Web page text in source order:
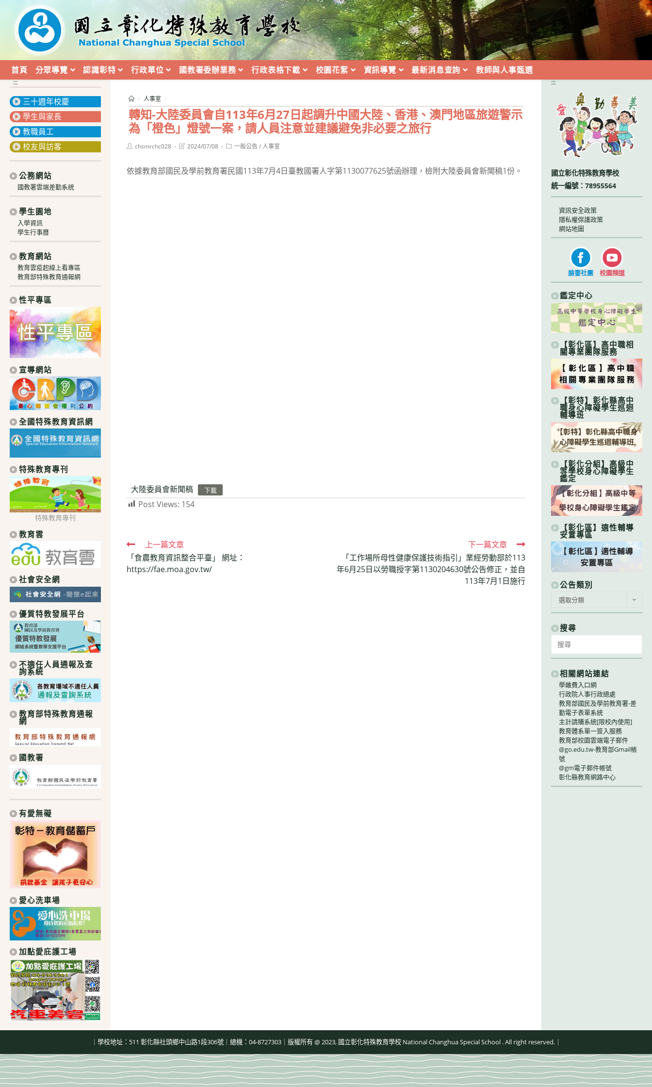
內
首頁 分眾導覽 認識彰特 行政單位 國教署委辦業務 行政表格下載 校園花絮 資訊導覽 最新消息查詢 教師與人事甄選
轉知-大陸委員會自113年6月27日起調升中國大陸、香港、澳門地區旅遊警示
為「橙色」燈號一案，請人員注意並建議避免非必要之旅行
> 人事室 >
Postchsmrchc028
Post2024/07/08
Post一般公告 / 人事室
依據教育部國民及學前教育署民國113年7月4日臺教國署人字第1130077625號函辦理，檢附大陸委員會新聞稿1份。
大陸委員會新聞稿 下載
Post Views: 154
Read
more
articles
上一篇文章
「食農教育資訊整合平臺」 網址：
https://fae.moa.gov.tw/
下一篇文章
「工作場所母性健康保護技術指引」業經勞動部於113
年6月25日以勞職授字第1130204630號公告修正，並自
113年7月1日施行
:::
三十週年校慶
學生與家長
教職員工
校友與訪客
公務網站
國教署雲端差勤系統
學生園地
入學資訊
學生行事曆
教育網站
教育雲疫起線上看專區
教育部特殊教育通報網
性平專區
宣導網站
全國特殊教育資訊網
特殊教育專刊
特殊教育專刊
教育雲
社會安全網
優質特教發展平台
不適任人員通報及查
詢系統
教育部特殊教育通報
網
國教署
有愛無礙
愛心洗車場
加點愛庇護工場
:::
國立彰化特殊教育學校
統一編號：78955564
資訊安全政策
隱私權保護政策
網站地圖
臉書社團 校園頻道
鑑定中心
【彰化區】高中職相
關專業團隊服務
【彰特】彰化縣高中
職身心障礙學生巡迴
輔導班
【彰化分組】高級中
等學校身心障礙學生
鑑定
【彰化區】適性輔導
安置專區
公告類別
類
別
選取分類
搜尋
for:
相關網站連結
學雜費入口網
行政院人事行政總處
教育部國民及學前教育署-差
勤電子表單系統
主計請購系統[限校內使用]
教育體系單一簽入服務
教育部校園雲端電子郵件
@go.edu.tw-教育部Gmail帳
號
@gm電子郵件帳號
彰化縣教育網路中心
｜學校地址：511 彰化縣社頭鄉中山路1段306號｜總機：04-8727303｜版權所有 @ 2023, 國立彰化特殊教育學校 National Changhua Special School . All right reserved.｜